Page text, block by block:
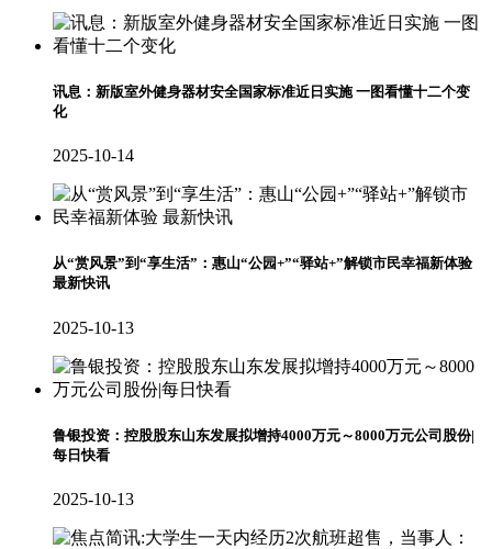
讯息：新版室外健身器材安全国家标准近日实施 一图看懂十二个变
化
2025-10-14
从“赏风景”到“享生活”：惠山“公园+”“驿站+”解锁市民幸福新体验
最新快讯
2025-10-13
鲁银投资：控股股东山东发展拟增持4000万元～8000万元公司股份|
每日快看
2025-10-13